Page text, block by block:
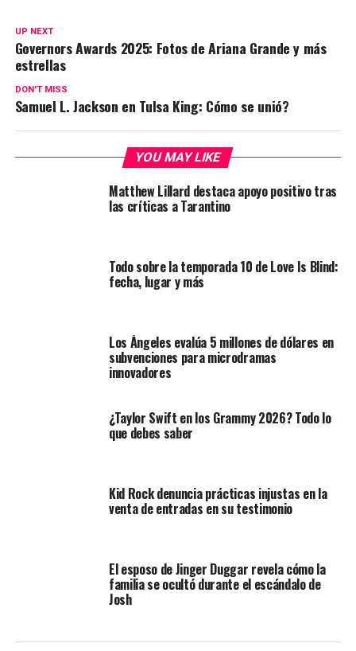
UP NEXT
Governors Awards 2025: Fotos de Ariana Grande y más
estrellas
DON'T MISS
Samuel L. Jackson en Tulsa King: Cómo se unió?
YOU MAY LIKE
Matthew Lillard destaca apoyo positivo tras
las críticas a Tarantino
Todo sobre la temporada 10 de Love Is Blind:
fecha, lugar y más
Los Ángeles evalúa 5 millones de dólares en
subvenciones para microdramas
innovadores
¿Taylor Swift en los Grammy 2026? Todo lo
que debes saber
Kid Rock denuncia prácticas injustas en la
venta de entradas en su testimonio
El esposo de Jinger Duggar revela cómo la
familia se ocultó durante el escándalo de
Josh